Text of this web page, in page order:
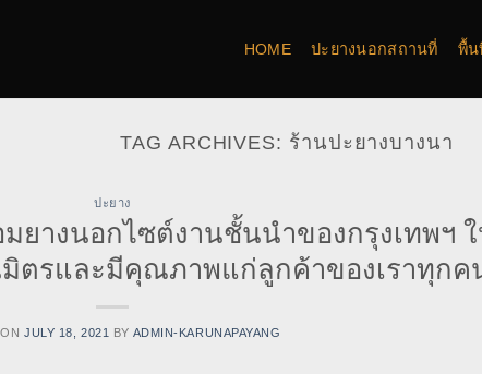
HOME ปะยางนอกสถานที่ พื้น
TAG ARCHIVES: ร้านปะยางบางนา
ปะยาง
ยางนอกไซต์งานชั้นนำของกรุงเทพฯ
มิตรและมีคุณภาพแก่ลูกค้าของเราทุกค
JULY 18, 2021 BY ADMIN-KARUNAPAYANG